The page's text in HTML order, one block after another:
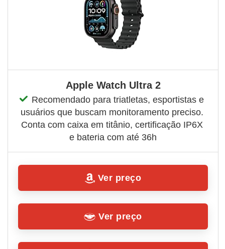
Apple Watch Ultra 2
Recomendado para triatletas, esportistas e
usuários que buscam monitoramento preciso.
Conta com caixa em titânio, certificação IP6X
e bateria com até 36h
Ver preço
Ver preço